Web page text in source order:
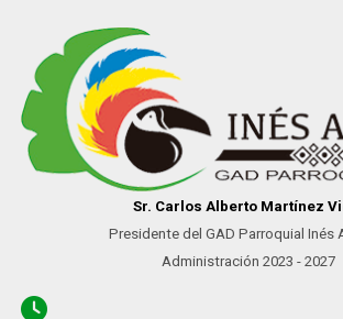
Sr. Carlos Alberto Martínez
Presidente del GAD Parroquial Inés
Administración 2023 - 2027